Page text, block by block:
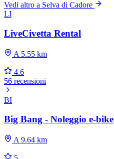
Vedi altro a Selva di Cadore
LI
LiveCivetta Rental
A 5.55 km
4.6
56 recensioni
BI
Big Bang - Noleggio e-bike
A 9.64 km